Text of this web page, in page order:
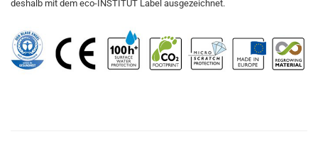
deshalb mit dem eco-INSTITUT Label ausgezeichnet.